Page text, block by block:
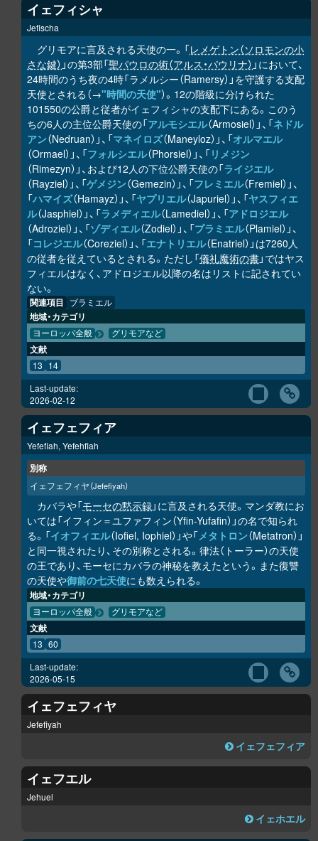
イェフィシャ
Jefischa
グリモアに言及される天使の一。「レメゲトン（ソロモンの小
さな鍵） 」の第3部「聖パウロの術（アルス・パウリナ） 」において、
24時間のうち夜の4時「ラメルシー（Ramersy）」を守護する支配
天使とされる（→"時間の天使"）。12の階級に分けられた
101550の公爵と従者がイェフィシャの支配下にある。このう
ちの6人の主位公爵天使の「アルモシエル（Armosiel）」、「ネドル
アン（Nedruan）」、「マネイロズ（Maneyloz）」、「オルマエル
（Ormael）」、「フォルシエル（Phorsiel）」、「リメジン
（Rimezyn）」、および12人の下位公爵天使の「ライジエル
（Rayziel）」、「ゲメジン（Gemezin）」、「フレミエル（Fremiel）」、
「ハマイズ（Hamayz）」、「ヤプリエル（Japuriel）」、「ヤスフィエ
ル（Jasphiel）」、「ラメディエル（Lamediel）」、「アドロジエル
（Adroziel）」、「ゾディエル（Zodiel）」、「プラミエル（Plamiel）」、
「コレジエル（Coreziel）」、「エナトリエル（Enatriel）」は7260人
の従者を従えているとされる。ただし「儀礼魔術の書」ではヤス
フィエルはなく、アドロジエル以降の名はリストに記されてい
ない。
関連項目 ブラミエル
地域・カテゴリ
ヨーロッパ全般 グリモアなど
文献
13 14
Last-update:
2026-02-12
イェフェフィア
Yefefiah, Yefehfiah
別称
イェフェフィヤ（Jefefiyah）
カバラや「モーセの黙示録」に言及される天使。マンダ教にお
いては「イフィン＝ユファフィン（Yfin-Yufafin）」の名で知られ
る。「イオフィエル（Iofiel, Iophiel）」や「メタトロン（Metatron）」
と同一視されたり、その別称とされる。律法（トーラー）の天使
の王であり、モーセにカバラの神秘を教えたという。また復讐
の天使や御前の七天使にも数えられる。
地域・カテゴリ
ヨーロッパ全般 グリモアなど
文献
13 60
Last-update:
2026-05-15
イェフェフィヤ
Jefefiyah
イェフェフィア
イェフエル
Jehuel
イェホエル